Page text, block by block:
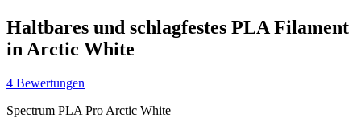
Haltbares und schlagfestes PLA Filament
in Arctic White
4 Bewertungen
Spectrum PLA Pro Arctic White